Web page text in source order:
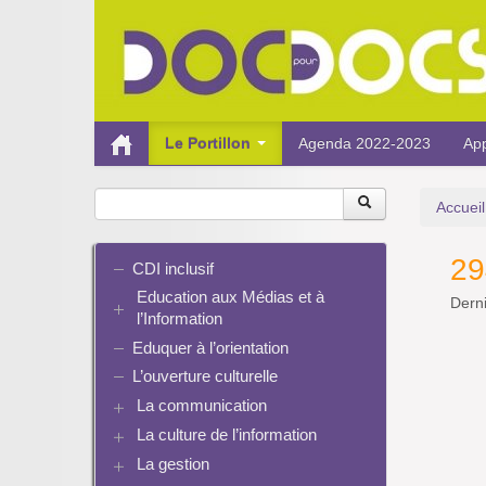
Le Portillon Agenda 2022-2023
Accueil
CDI inclusif
Education aux Médias et à
l’Information
EMI et translittératie
La culture de la participation
Identité / Présence numérique /
Traces
Eduquer à l’orientation
L’ouverture culturelle
La communication
Plaquettes de communication
Présence numérique du CDI
La culture de l’information
Ressources pour penser une
La gestion